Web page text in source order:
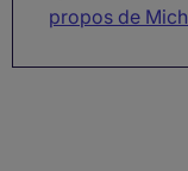
propos de